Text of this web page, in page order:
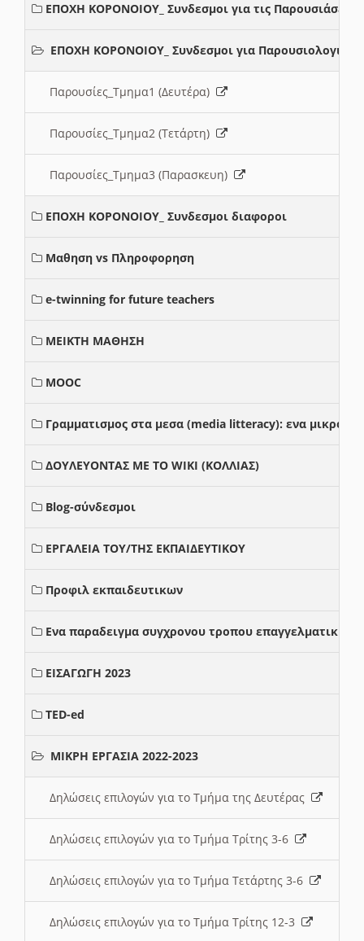
ΕΠΟΧΗ ΚΟΡΟΝΟΙΟΥ_ Συνδεσμοι για τις Παρουσιάσεις
ΕΠΟΧΗ ΚΟΡΟΝΟΙΟΥ_ Συνδεσμοι για Παρουσιολογια
Παρουσίες_Τμημα1 (Δευτέρα)
Παρουσίες_Τμημα2 (Τετάρτη)
Παρουσίες_Τμημα3 (Παρασκευη)
ΕΠΟΧΗ ΚΟΡΟΝΟΙΟΥ_ Συνδεσμοι διαφοροι
Μαθηση vs Πληροφορηση
e-twinning for future teachers
ΜΕΙΚΤΗ ΜΑΘΗΣΗ
MOOC
Γραμματισμος στα μεσα (media litteracy): ενα μικρο
ΔΟΥΛΕΥΟΝΤΑΣ ΜΕ ΤΟ WIKI (ΚΟΛΛΙΑΣ)
Blog-σύνδεσμοι
ΕΡΓΑΛΕΙΑ ΤΟΥ/ΤΗΣ ΕΚΠΑΙΔΕΥΤΙΚΟΥ
Προφιλ εκπαιδευτικων
Ενα παραδειγμα συγχρονου τροπου επαγγελματικης
ΕΙΣΑΓΩΓΗ 2023
TED-ed
ΜΙΚΡΗ ΕΡΓΑΣΙΑ 2022-2023
Δηλώσεις επιλογών για το Τμήμα της Δευτέρας
Δηλώσεις επιλογών για το Τμήμα Τρίτης 3-6
Δηλώσεις επιλογών για το Τμήμα Τετάρτης 3-6
Δηλώσεις επιλογών για το Τμήμα Τρίτης 12-3